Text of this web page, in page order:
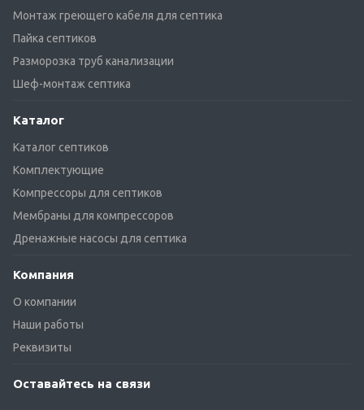
Монтаж греющего кабеля для септика
Пайка септиков
Разморозка труб канализации
Шеф-монтаж септика
Каталог
Каталог септиков
Комплектующие
Компрессоры для септиков
Мембраны для компрессоров
Дренажные насосы для септика
Компания
О компании
Наши работы
Реквизиты
Оставайтесь на связи